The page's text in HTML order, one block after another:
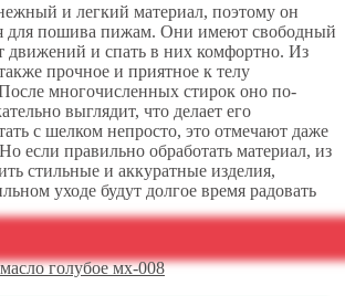
и легкий материал, поэтому он
для пошива пижам. Они имеют свободный
движений и спать в них комфортно. Из
прочное и приятное к телу
многочисленных стирок оно по-
выглядит, что делает его
с шелком непросто, это отмечают даже
если правильно обработать материал, из
стильные и аккуратные изделия,
уходе будут долгое время радовать